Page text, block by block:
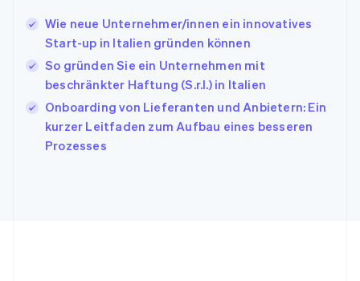
Wie neue Unternehmer/innen ein innovatives
Start-up in Italien gründen können
So gründen Sie ein Unternehmen mit
beschränkter Haftung (S.r.l.) in Italien
Onboarding von Lieferanten und Anbietern: Ein
kurzer Leitfaden zum Aufbau eines besseren
Prozesses
日本語 English
English Français
Kroatien
EnglishItaliano
English
Liechtenstein
DeutschEnglish